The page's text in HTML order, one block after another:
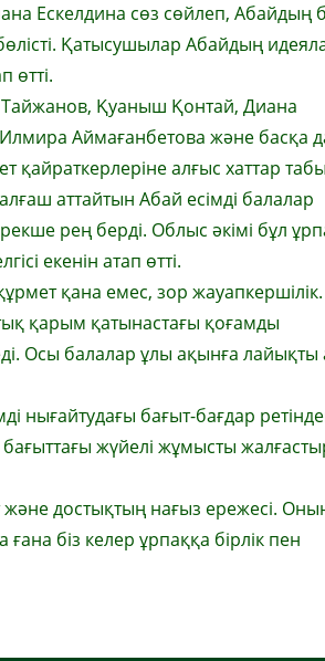
Ескелдина сөз сөйлеп, Абайдың
Қатысушылар Абайдың
өтті.
Тайжанов, Қуаныш Қонтай, Диана
Аймағанбетова және басқа
алғыс хаттар
аттайтын Абай есімді балалар
рең берді. Облыс әкімі бұл
екенін атап өтті.
қана емес, зор
қарым қатынастағы қоғамды
Осы балалар ұлы ақынға лайықты
нығайтудағы бағыт-бағдар
жүйелі жұмысты
және достықтың нағыз ережесі.
ғана біз келер ұрпаққа бірлік пен